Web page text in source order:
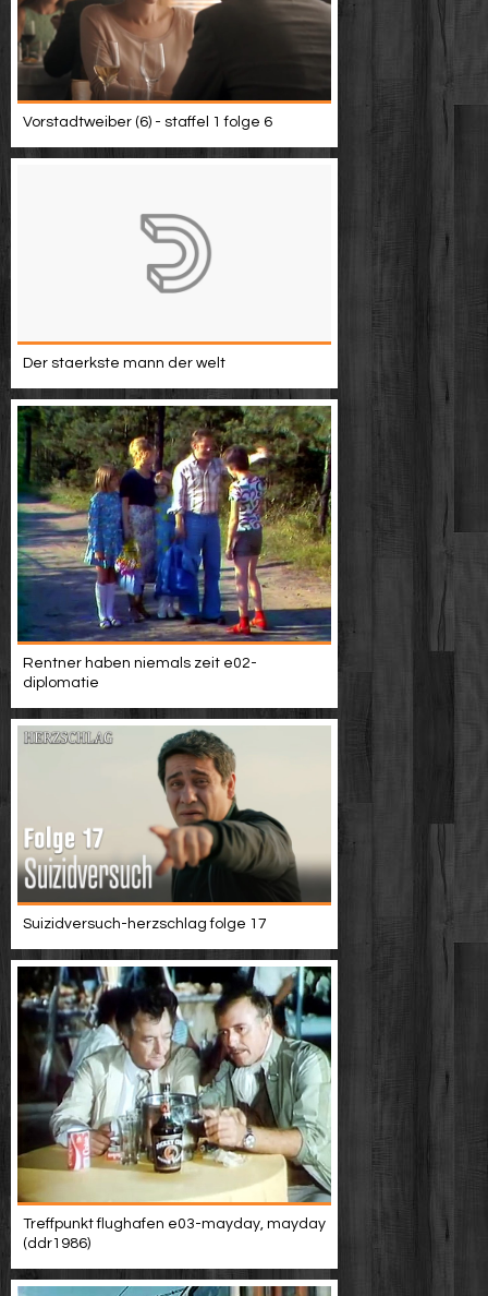
Vorstadtweiber (6) - staffel 1 folge 6
Der staerkste mann der welt
Rentner haben niemals zeit e02-
diplomatie
Suizidversuch-herzschlag folge 17
Treffpunkt flughafen e03-mayday, mayday
(ddr1986)